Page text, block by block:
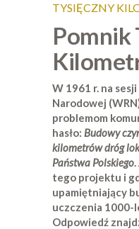
TYSIĘCZNY
Pomnik
W 1961 r. na
Narodowej
problemom
hasło: Budowy
kilometrów dróg
Państwa Polskiego.
tego projektu i
upamiętniający
uczczenia 1000-
Odpowiedź